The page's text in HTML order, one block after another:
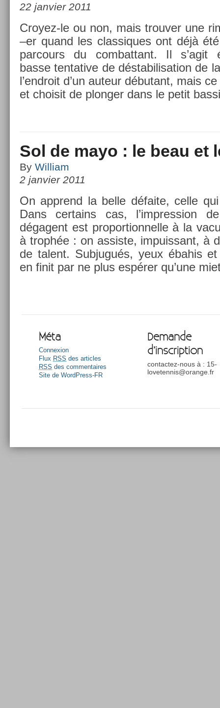
22 janvier 2011
Croyez-le ou non, mais trouv­er une
–er quand les clas­siques ont déjà
par­cours du com­bat­tant. Il s’agit
basse ten­tative de déstabilisa­tion de
l’endroit d’un auteur débutant, mais
et choisit de plong­er dans le petit
Sol de mayo : le beau et
By William
2 janvier 2011
On apprend la belle défaite, celle
Dans cer­tains cas, l’impress­ion
dégagent est pro­por­tion­nelle à la
à trophée : on as­sis­te, im­puis­sant, à
de talent. Sub­jugués, yeux ébahis
en finit par ne plus espérer qu’une
Méta
Connexion
Flux RSS des articles
RSS des commentaires
Site de WordPress-FR
Demande
d’inscription
contactez-nous à : 15-
lovetennis@orange.fr